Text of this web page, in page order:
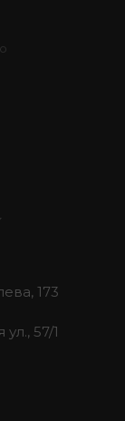
173
57/1